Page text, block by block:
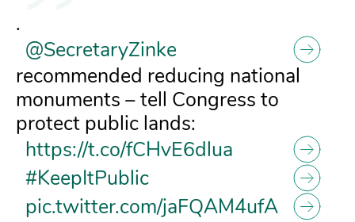
.
@SecretaryZinke
recommended reducing national
monuments – tell Congress to
protect public lands:
https://t.co/fCHvE6dlua
#KeepItPublic
pic.twitter.com/jaFQAM4ufA